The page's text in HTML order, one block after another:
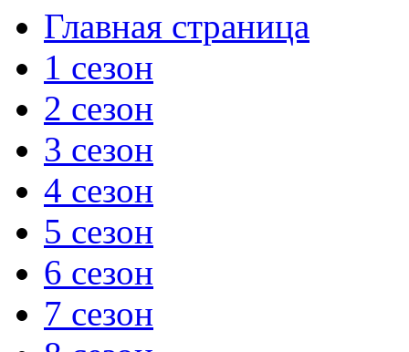
Главная страница
1 сезон
2 сезон
3 сезон
4 сезон
5 сезон
6 сезон
7 сезон